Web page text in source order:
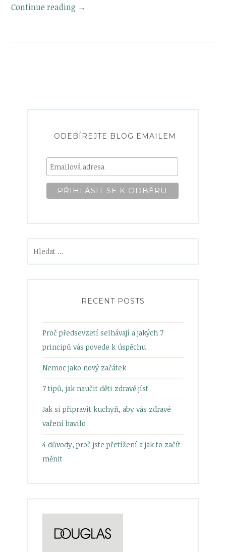
Continue reading „Síla
→
ODEBÍREJTE BLOG EMAILEM
RECENT POSTS
Proč předsevzetí selhávají a jakých 7
principů vás povede k úspěchu
Nemoc jako nový začátek
7 tipů, jak naučit děti zdravě jíst
Jak si připravit kuchyň, aby vás zdravé
vaření bavilo
4 důvody, proč jste přetížení a jak to začít
měnit